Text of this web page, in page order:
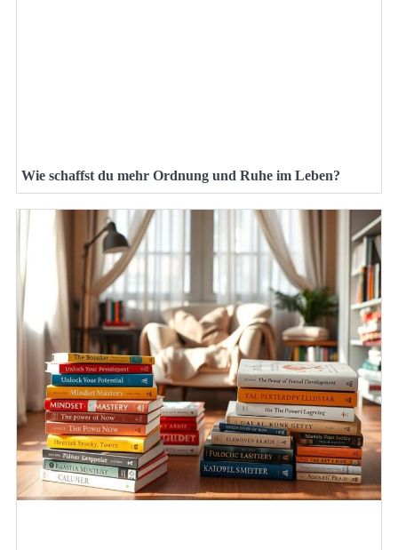
Wie schaffst du mehr Ordnung und Ruhe im Leben?